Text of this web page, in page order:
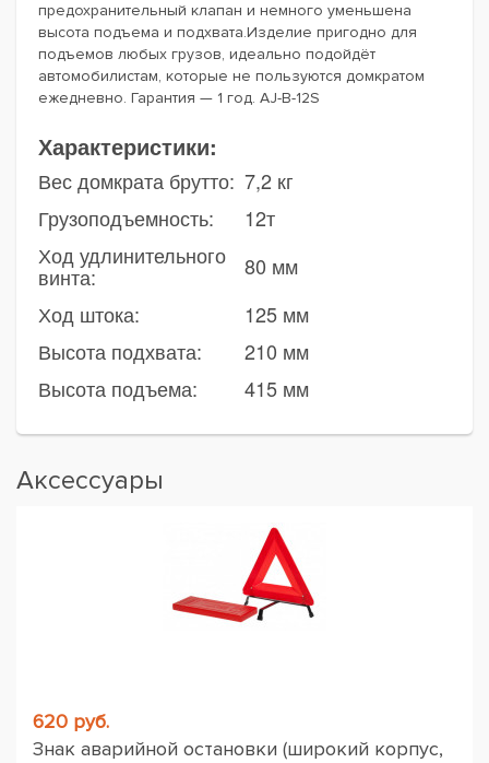
предохранительный клапан и немного уменьшена
высота подъема и подхвата.Изделие пригодно для
подъемов любых грузов, идеально подойдёт
автомобилистам, которые не пользуются домкратом
ежедневно. Гарантия — 1 год. AJ-B-12S
Характеристики:
Вес домкрата брутто: 7,2 кг
Грузоподъемность:
12т
Ход удлинительного
винта:
80 мм
Ход штока:
125 мм
Высота подхвата:
210 мм
Высота подъема:
415 мм
Аксессуары
620 руб.
Знак аварийной остановки (широкий корпус,